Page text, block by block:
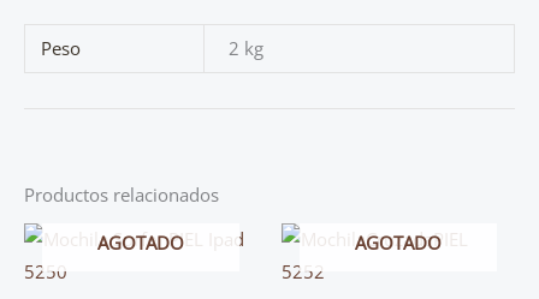
Peso 2 kg
Productos relacionados
AGOTADO
AGOTADO